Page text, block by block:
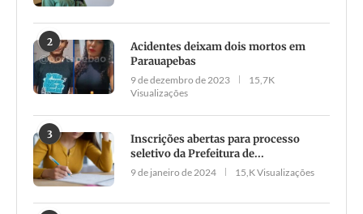
2
Acidentes deixam dois mortos em
Parauapebas
9 de dezembro de 2023
15,7K
Visualizações
3
Inscrições abertas para processo
seletivo da Prefeitura de...
9 de janeiro de 2024 15,K Visualizações